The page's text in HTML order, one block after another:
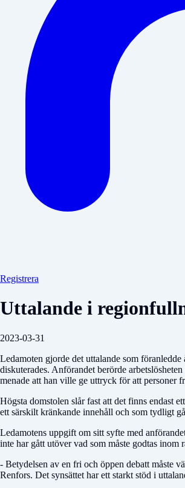
Registrera
Uttalande i
2023-03-31
Ledamoten gjorde det uttalande som
diskuterades. Anförandet berörde
menade att han ville ge uttryck för att personer
Högsta domstolen slår fast att det finns endast
ett särskilt kränkande innehåll och som tydligt
Ledamotens uppgift om sitt syfte med
inte har gått utöver vad som måste godtas
- Betydelsen av en fri och öppen debatt måste
Renfors. Det synsättet har ett starkt stöd i